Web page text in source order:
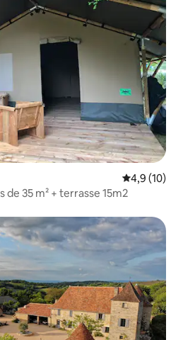
Évaluation
4,9 (10)
35 m² + terrasse 15m2